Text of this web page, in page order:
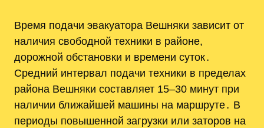
Время подачи эвакуатора Вешняки зависит от
наличия свободной техники в районе,
дорожной обстановки и времени суток․
Средний интервал подачи техники в пределах
района Вешняки составляет 15–30 минут при
наличии ближайшей машины на маршруте․ В
периоды повышенной загрузки или заторов на